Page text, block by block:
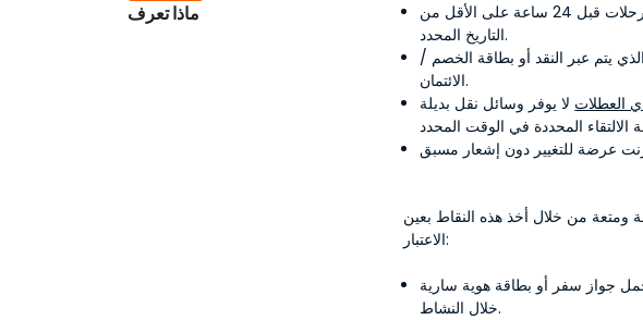
ماذا تعرف
يجب إكمال جميع حجوزات الجولات والرحلات قبل 24 ساعة على الأقل من
التاريخ المحدد.
يتم عبر النقد أو بطاقة الخصم /
الائتمان.
العطلات لا يوفر وسائل نقل بديلة
ومتعة من خلال أخذ هذه النقاط بعين
الاعتبار:
جواز سفر أو بطاقة هوية سارية
خلال النشاط.